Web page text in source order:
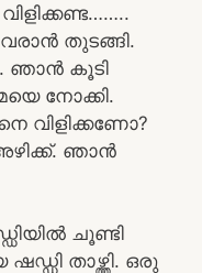
തുടങ്ങി.
ഞാൻ കൂടി
നോക്കി.
വിളിക്കണോ?
ഞാൻ
ചൂണ്ടി
താഴ്ത്തി. ഒരു